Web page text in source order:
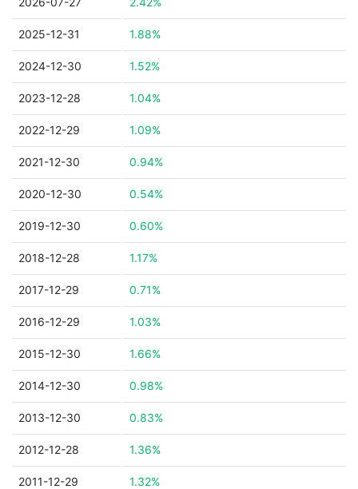
2025-12-31 1.88%
2024-12-30 1.52%
2023-12-28 1.04%
2022-12-29 1.09%
2021-12-30 0.94%
2020-12-30 0.54%
2019-12-30 0.60%
2018-12-28 1.17%
2017-12-29 0.71%
2016-12-29 1.03%
2015-12-30 1.66%
2014-12-30 0.98%
2013-12-30 0.83%
2012-12-28 1.36%
2011-12-29 1.32%